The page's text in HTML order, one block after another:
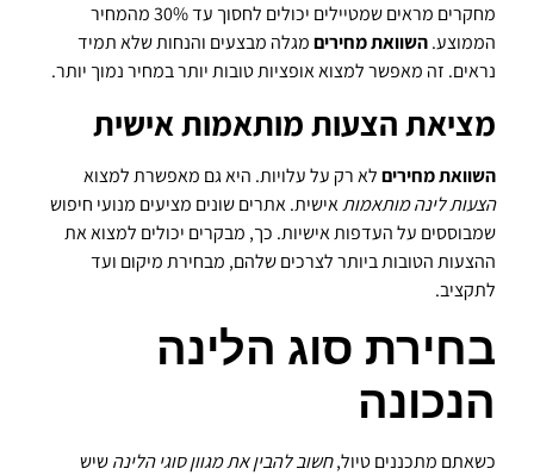
מחקרים מראים שמטיילים יכולים לחסוך עד 30% מהמחיר
הממוצע.השוואת מחיריםמגלה מבצעים והנחות שלא תמיד
נראים. זה מאפשר למצוא אופציות טובות יותר במחיר נמוך יותר.
מציאת הצעות מותאמות אישית
השוואת מחיריםלא רק על עלויות. היא גם מאפשרת למצוא
הצעות לינה מותאמותאישית. אתרים שונים מציעים מנועי חיפוש
שמבוססים על העדפות אישיות. כך, מבקרים יכולים למצוא את
ההצעות הטובות ביותר לצרכים שלהם, מבחירת מיקום ועד
לתקציב.
בחירת סוג הלינה
הנכונה
כשאתם מתכננים טיול,חשוב להבין את מגוון סוגי הלינהשיש